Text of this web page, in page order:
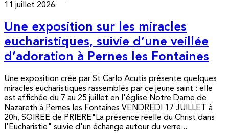
11 juillet 2026
Une exposition sur les miracles
eucharistiques, suivie d’une veillée
d’adoration à Pernes les Fontaines
Une exposition crée par St Carlo Acutis présente quelques
miracles eucharistiques rassemblés par ce jeune saint : elle
est affichée du 7 au 25 juillet en l'église Notre Dame de
Nazareth à Pernes les Fontaines VENDREDI 17 JUILLET à
20h, SOIREE de PRIERE"La présence réelle du Christ dans
l'Eucharistie" suivie d'un échange autour du verre...